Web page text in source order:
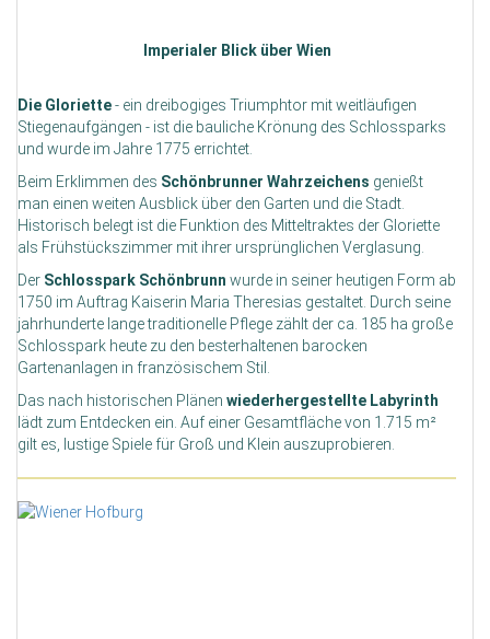
Imperialer Blick über Wien
Die Gloriette- ein dreibogiges Triumphtor mit weitläufigen
Stiegenaufgängen - ist die bauliche Krönung des Schlossparks
und wurde im Jahre 1775 errichtet.
Beim Erklimmen des Schönbrunner Wahrzeichens genießt
man einen weiten Ausblick über den Garten und die Stadt.
Historisch belegt ist die Funktion des Mitteltraktes der Gloriette
als Frühstückszimmer mit ihrer ursprünglichen Verglasung.
Der Schlosspark Schönbrunn wurde in seiner heutigen Form ab
1750 im Auftrag Kaiserin Maria Theresias gestaltet. Durch seine
jahrhunderte lange traditionelle Pflege zählt der ca. 185 ha große
Schlosspark heute zu den besterhaltenen barocken
Gartenanlagen in französischem Stil.
Das nach historischen Plänen wiederhergestellte Labyrinth
lädt zum Entdecken ein. Auf einer Gesamtfläche von 1.715 m²
gilt es, lustige Spiele für Groß und Klein auszuprobieren.